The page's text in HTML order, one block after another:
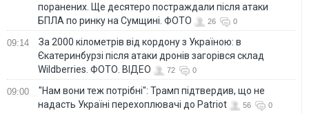
поранених. Ще десятеро постраждали після атаки
БПЛА по ринку на Сумщині. ФОТО
26 0
09:14
За 2000 кілометрів від кордону з Україною: в
Єкатеринбурзі після атаки дронів загорівся склад
Wildberries. ФОТО. ВІДЕО
72 0
09:00
"Нам вони теж потрібні": Трамп підтвердив, що не
надасть Україні перехоплювачі до Patriot
56 0